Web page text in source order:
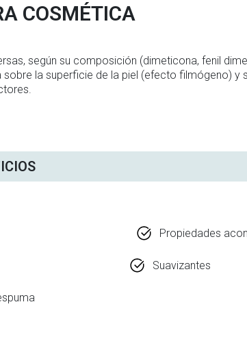
COSMÉTICA
según su composición (dimeticona, fenil
la superficie de la piel (efecto filmógeno) y
Propiedades
Suavizantes